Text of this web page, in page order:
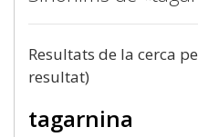
Resultats de la cerca
resultat)
tagarnina